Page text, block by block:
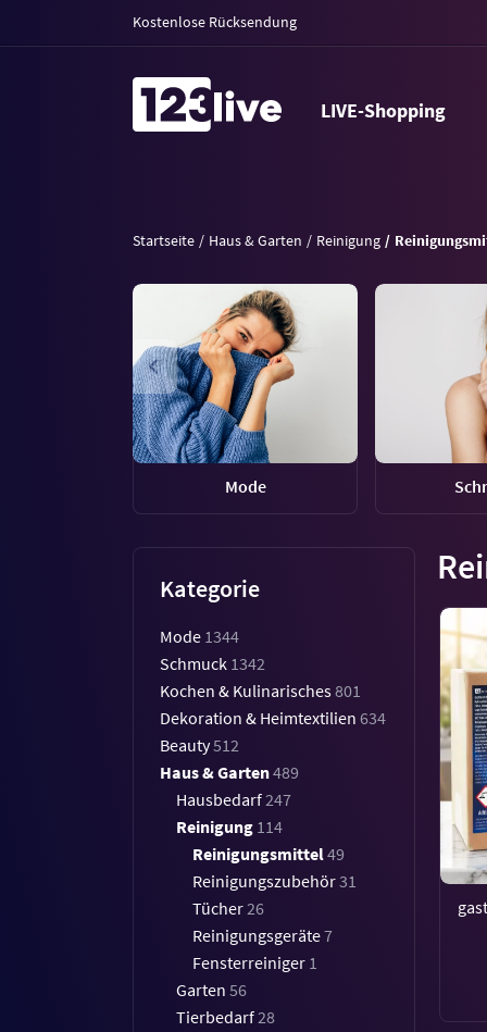
Kostenlose Rücksendung
LIVE-Shopping
Startseite Haus & Garten Reinigung
Mode
Kategorie
Mode 1344
Schmuck 1342
Kochen & Kulinarisches801
Dekoration & Heimtextilien 634
Beauty512
Haus & Garten489
Hausbedarf247
Reinigung 114
Reinigungsmittel49
Reinigungszubehör31
Tücher26
Reinigungsgeräte7
Fensterreiniger 1
Garten 56
Tierbedarf28